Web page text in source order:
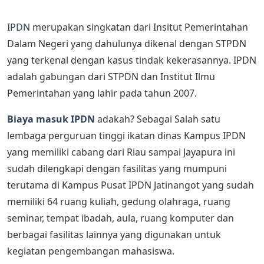
IPDN merupakan singkatan dari Insitut Pemerintahan
Dalam Negeri yang dahulunya dikenal dengan STPDN
yang terkenal dengan kasus tindak kekerasannya. IPDN
adalah gabungan dari STPDN dan Institut Ilmu
Pemerintahan yang lahir pada tahun 2007.
Biaya masuk IPDN adakah? Sebagai Salah satu
lembaga perguruan tinggi ikatan dinas Kampus IPDN
yang memiliki cabang dari Riau sampai Jayapura ini
sudah dilengkapi dengan fasilitas yang mumpuni
terutama di Kampus Pusat IPDN Jatinangot yang sudah
memiliki 64 ruang kuliah, gedung olahraga, ruang
seminar, tempat ibadah, aula, ruang komputer dan
berbagai fasilitas lainnya yang digunakan untuk
kegiatan pengembangan mahasiswa.